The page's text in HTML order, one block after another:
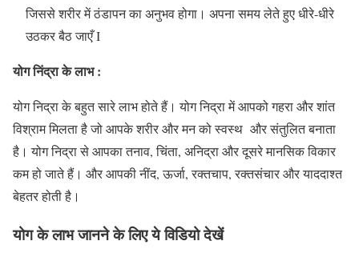
जिससे शरीर में ठंडापन का अनुभव होगा। अपना समय लेते हुए धीरे-धीरे
उठकर बैठ जाएँ I
योग निंद्राके लाभ :
योग निद्रा के बहुत सारे लाभ होते हैं। योग निद्रा में आपको गहरा और शांत
विश्राम मिलता है जो आपके शरीर और मन को स्वस्थ और संतुलित बनाता
है। योग निद्रा से आपका तनाव, चिंता, अनिद्रा और दूसरे मानसिक विकार
कम हो जाते हैं। और आपकी नींद, ऊर्जा, रक्तचाप, रक्तसंचार और याददाश्त
बेहतर होती है।
योग के लाभ जानने के लिए ये विडियो देखें